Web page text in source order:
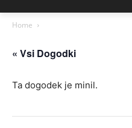
Home
« Vsi Dogodki
Ta dogodek je minil.